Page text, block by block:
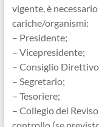
vigente, è
cariche/organismi:
– Presidente;
– Vicepresidente;
– Consiglio Direttivo
– Segretario;
– Tesoriere;
– Collegio dei